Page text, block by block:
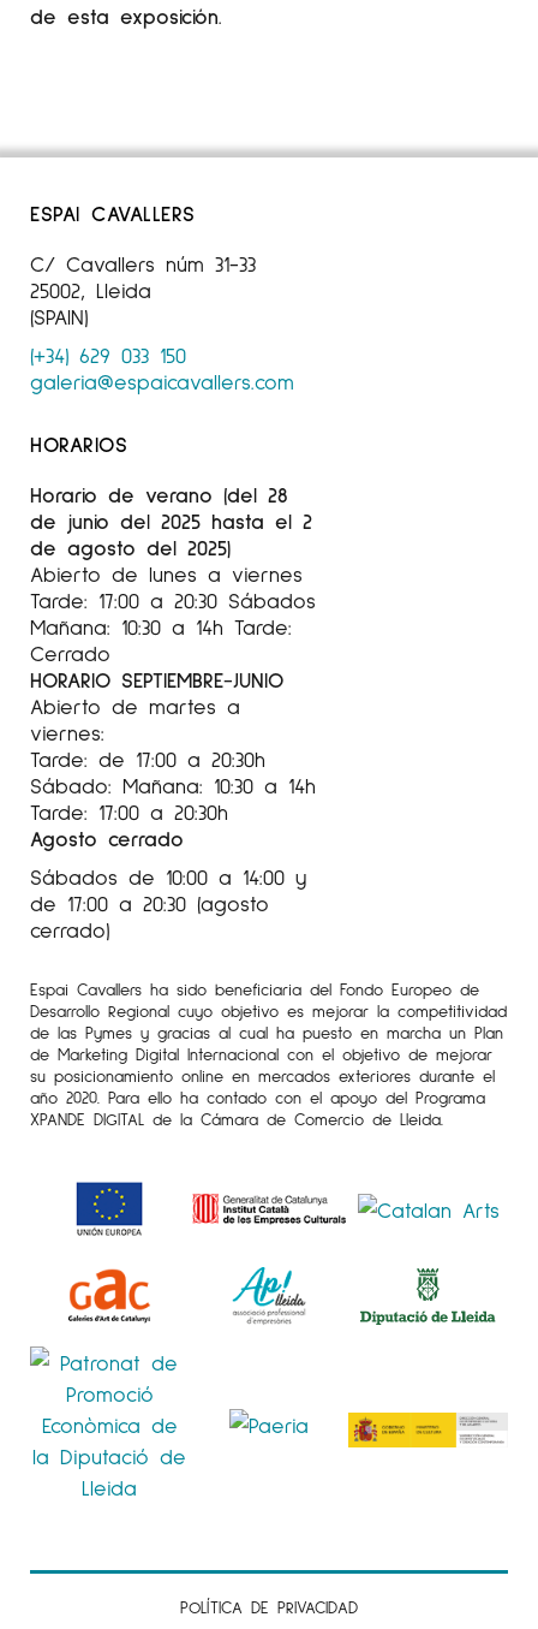
de esta exposición.
ESPAI CAVALLERS
C/ Cavallers núm 31-33
25002, Lleida
(SPAIN)
(+34) 629 033 150
galeria@espaicavallers.com
HORARIOS
Horario de verano (del 28
de junio del 2025 hasta el 2
de agosto del 2025)
Abierto de lunes a viernes
Tarde: 17:00 a 20:30 Sábados
Mañana: 10:30 a 14h Tarde:
Cerrado
HORARIO SEPTIEMBRE-JUNIO
Abierto de martes a
viernes:
Tarde: de 17:00 a 20:30h
Sábado: Mañana: 10:30 a 14h
Tarde: 17:00 a 20:30h
Agosto cerrado
Sábados de 10:00 a 14:00 y
de 17:00 a 20:30 (agosto
cerrado)
Espai Cavallers ha sido beneficiaria del Fondo Europeo de
Desarrollo Regional cuyo objetivo es mejorar la competitividad
de las Pymes y gracias al cual ha puesto en marcha un Plan
de Marketing Digital Internacional con el objetivo de mejorar
su posicionamiento online en mercados exteriores durante el
año 2020. Para ello ha contado con el apoyo del Programa
XPANDE DIGITAL de la Cámara de Comercio de Lleida.
POLÍTICA DE PRIVACIDAD